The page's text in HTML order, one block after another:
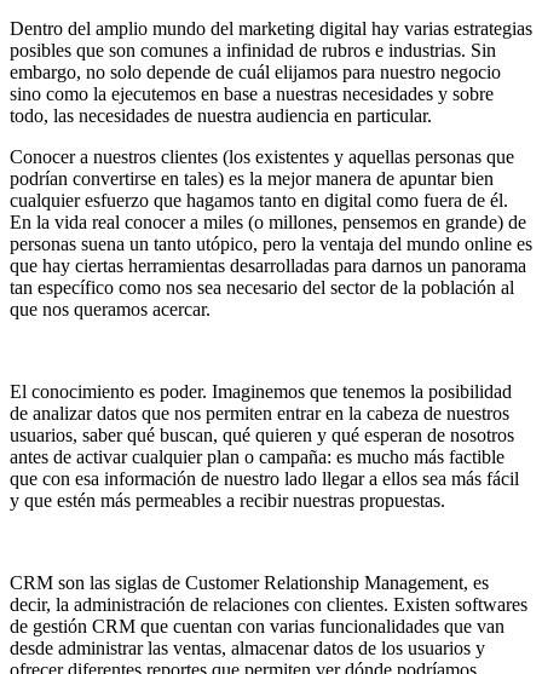
Dentro del amplio mundo del marketing digital hay varias estrategias
posibles que son comunes a infinidad de rubros e industrias. Sin
embargo, no solo depende de cuál elijamos para nuestro negocio
sino como la ejecutemos en base a nuestras necesidades y sobre
todo, las necesidades de nuestra audiencia en particular.
Conocer a nuestros clientes (los existentes y aquellas personas que
podrían convertirse en tales) es la mejor manera de apuntar bien
cualquier esfuerzo que hagamos tanto en digital como fuera de él.
En la vida real conocer a miles (o millones, pensemos en grande) de
personas suena un tanto utópico, pero la ventaja del mundo online es
que hay ciertas herramientas desarrolladas para darnos un panorama
tan específico como nos sea necesario del sector de la población al
que nos queramos acercar.
El conocimiento es poder. Imaginemos que tenemos la posibilidad
de analizar datos que nos permiten entrar en la cabeza de nuestros
usuarios, saber qué buscan, qué quieren y qué esperan de nosotros
antes de activar cualquier plan o campaña: es mucho más factible
que con esa información de nuestro lado llegar a ellos sea más fácil
y que estén más permeables a recibir nuestras propuestas.
CRM son las siglas de Customer Relationship Management, es
decir, la administración de relaciones con clientes. Existen softwares
de gestión CRM que cuentan con varias funcionalidades que van
desde administrar las ventas, almacenar datos de los usuarios y